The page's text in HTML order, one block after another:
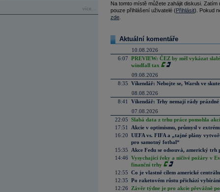
více...
Na tomto místě můžete zahájit diskusi.
pouze přihlášení uživatelé (Přihlásit). Pokud
zde
Aktuální komentáře
10.08.2026
6:07 PREVIEW: ČEZ by měl vykázat
windfall tax
09.08.2026
8:35 Víkendář: Nebojte se, Warsh ve
08.08.2026
8:41
Víkendář: Trhy nemají rády prázdné
07.08.2026
22:05 Slabá data z trhu práce pomohla
17:51
Akcie v optimismu, průmysl v
16:20 UEFA vs. FIFA a „tajné plány
pro samotný fotbal“
15:35
Akce Fedu se odsouvá, americký
14:46 Vysychající řeky a ničivé požáry v
finanční trhy
12:55 Co je vlastně cílem americké
12:35 Po raketovém růstu přichází
12:26
Závěr týdne je pro akcie převážně